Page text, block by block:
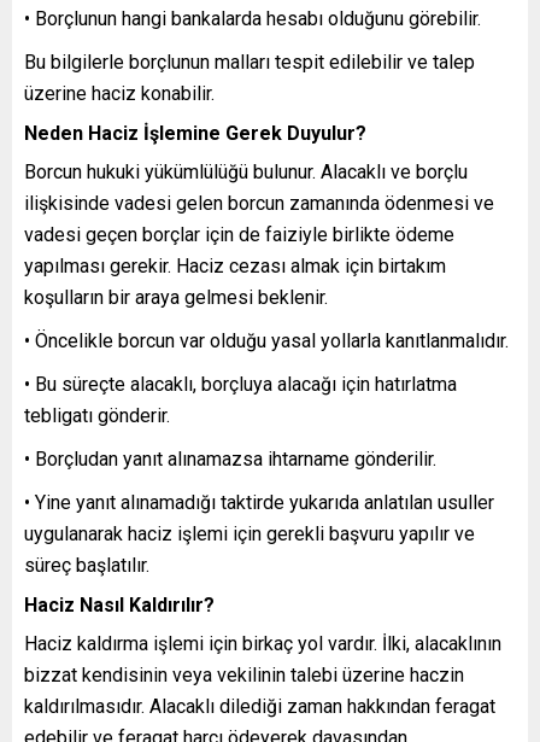
• Borçlunun hangi bankalarda hesabı olduğunu görebilir.
Bu bilgilerle borçlunun malları tespit edilebilir ve talep
üzerine haciz konabilir.
Neden Haciz İşlemine Gerek Duyulur?
Borcun hukuki yükümlülüğü bulunur. Alacaklı ve borçlu
ilişkisinde vadesi gelen borcun zamanında ödenmesi ve
vadesi geçen borçlar için de faiziyle birlikte ödeme
yapılması gerekir. Haciz cezası almak için birtakım
koşulların bir araya gelmesi beklenir.
• Öncelikle borcun var olduğu yasal yollarla kanıtlanmalıdır.
• Bu süreçte alacaklı, borçluya alacağı için hatırlatma
tebligatı gönderir.
• Borçludan yanıt alınamazsa ihtarname gönderilir.
• Yine yanıt alınamadığı taktirde yukarıda anlatılan usuller
uygulanarak haciz işlemi için gerekli başvuru yapılır ve
süreç başlatılır. ​
Haciz Nasıl Kaldırılır?
Haciz kaldırma işlemi için birkaç yol vardır. İlki, alacaklının
bizzat kendisinin veya vekilinin talebi üzerine haczin
kaldırılmasıdır. Alacaklı dilediği zaman hakkından feragat